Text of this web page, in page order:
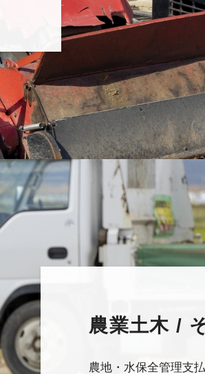
農業土木 /
農地・水保全管理支